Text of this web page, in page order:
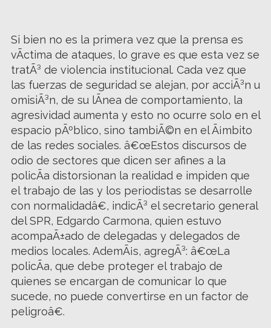
Si bien no es la primera vez que la prensa es
vÃ­ctima de ataques, lo grave es que esta vez se
tratÃ³ de violencia institucional. Cada vez que
las fuerzas de seguridad se alejan, por acciÃ³n u
omisiÃ³n, de su lÃ­nea de comportamiento, la
agresividad aumenta y esto no ocurre solo en el
espacio pÃºblico, sino tambiÃ©n en el Ã¡mbito
de las redes sociales. â€œEstos discursos de
odio de sectores que dicen ser afines a la
policÃ­a distorsionan la realidad e impiden que
el trabajo de las y los periodistas se desarrolle
con normalidadâ€, indicÃ³ el secretario general
del SPR, Edgardo Carmona, quien estuvo
acompaÃ±ado de delegadas y delegados de
medios locales. AdemÃ¡s, agregÃ³: â€œLa
policÃ­a, que debe proteger el trabajo de
quienes se encargan de comunicar lo que
sucede, no puede convertirse en un factor de
peligroâ€.